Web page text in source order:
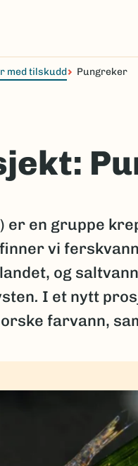
med tilskudd Pungreker
er en gruppe
vi
og
. I et nytt
farvann,